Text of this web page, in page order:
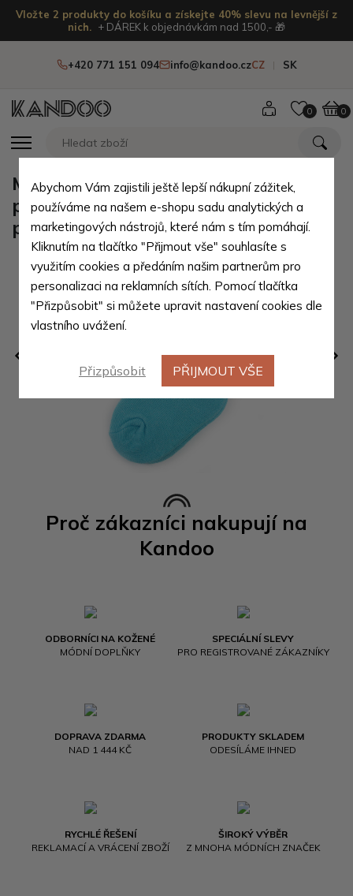
Vložte 2 produkty do košíku a získejte 40% slevu na levnější z
nich.
+ DÁREK k objednávkám nad 1500,- 🎁
+420 771 151 094 info@kandoo.czCZ SK
0 0
Proč zákazníci nakupují na
Kandoo
ODBORNÍCI NA KOŽENÉ
MÓDNÍ DOPLŇKY
SPECIÁLNÍ SLEVY
PRO REGISTROVANÉ ZÁKAZNÍKY
DOPRAVA ZDARMA
NAD 1 444 KČ
PRODUKTY SKLADEM
ODESÍLÁME IHNED
RYCHLÉ ŘEŠENÍ
REKLAMACÍ A VRÁCENÍ ZBOŽÍ
ŠIROKÝ VÝBĚR
Z MNOHA MÓDNÍCH ZNAČEK
Modré chlapecké kojenecké
ponožky Nathan 0 - 6 měsíců - 1
pár
Abychom Vám zajistili ještě lepší nákupní zážitek,
používáme na našem e-shopu sadu analytických a
marketingových nástrojů, které nám s tím pomáhají.
Kliknutím na tlačítko "Přijmout vše" souhlasíte s
využitím cookies a předáním našim partnerům pro
personalizaci na reklamních sítích. Pomocí tlačítka
"Přizpůsobit" si můžete upravit nastavení cookies dle
vlastního uvážení.
Přizpůsobit PŘIJMOUT VŠE